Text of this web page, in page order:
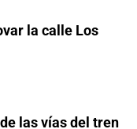
la calle Los
las vías del tren